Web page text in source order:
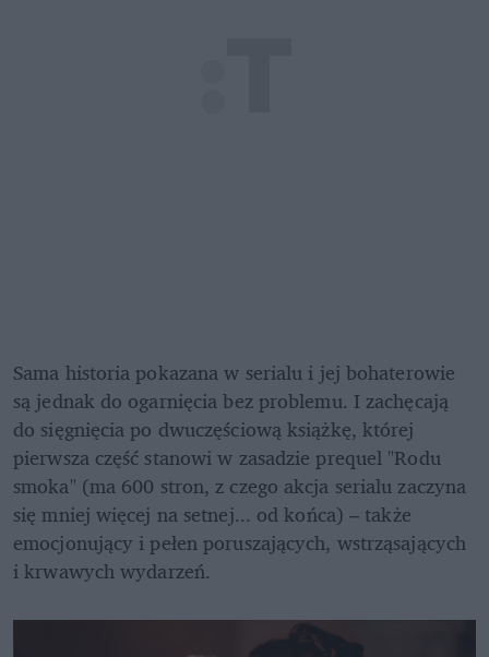
Sama historia pokazana w serialu i jej bohaterowie
są jednak do ogarnięcia bez problemu. I zachęcają
do sięgnięcia po dwuczęściową książkę, której
pierwsza część stanowi w zasadzie prequel "Rodu
smoka" (ma 600 stron, z czego akcja serialu zaczyna
się mniej więcej na setnej... od końca) – także
emocjonujący i pełen poruszających, wstrząsających
i krwawych wydarzeń.